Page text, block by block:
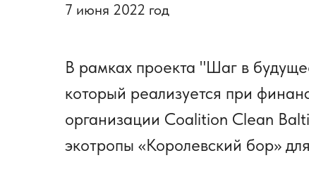
7 июня 2022 год
В рамках проекта "Шаг в
который реализуется при
организации Coalition Clean
экотропы «Королевский бор»